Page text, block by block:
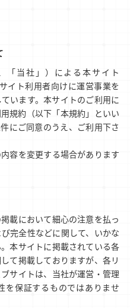
「当社」）による本サイト
イト利用者向けに運営事業を
います。本サイトのご利用に
規約（以下「本規約」といい
にご同意のうえ、ご利用下さ
容を変更する場合があります
載において細心の注意を払っ
完全性などに関して、いかな
本サイトに掲載されている各
て掲載しておりますが、各リ
サイトは、当社が運営・管理
を保証するものではありませ